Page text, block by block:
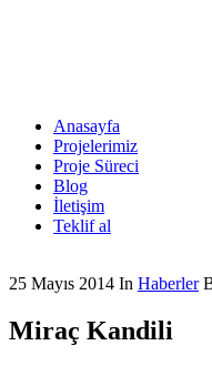
Anasayfa
Projelerimiz
Proje Süreci
Blog
İletişim
Teklif al
25 Mayıs 2014 In Haberler
Miraç Kandili